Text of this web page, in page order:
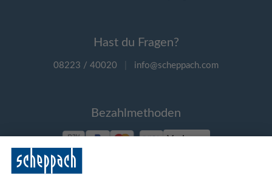
Hast du Fragen?
08223 / 40020 info@scheppach.com
Bezahlmethoden
Vorkasse